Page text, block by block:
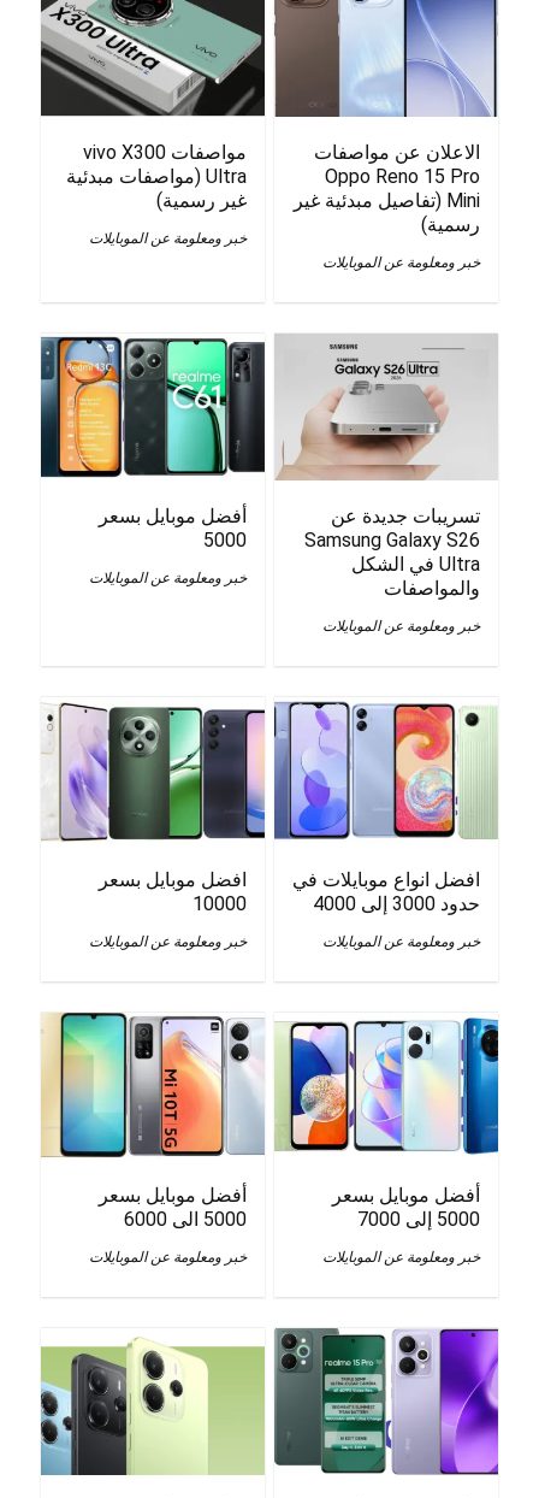
الاعلان عن مواصفات
Oppo Reno 15 Pro
Mini (تفاصيل مبدئية غير
رسمية)
خبر ومعلومة عن الموبايلات
مواصفات vivo X300
Ultra (مواصفات مبدئية
غير رسمية)
خبر ومعلومة عن الموبايلات
تسريبات جديدة عن
Samsung Galaxy S26
Ultra في الشكل
والمواصفات
خبر ومعلومة عن الموبايلات
أفضل موبايل بسعر
5000
خبر ومعلومة عن الموبايلات
افضل انواع موبايلات في
حدود 3000 إلى 4000
خبر ومعلومة عن الموبايلات
افضل موبايل بسعر
10000
خبر ومعلومة عن الموبايلات
أفضل موبايل بسعر
5000 إلى 7000
خبر ومعلومة عن الموبايلات
أفضل موبايل بسعر
5000 الى 6000
خبر ومعلومة عن الموبايلات